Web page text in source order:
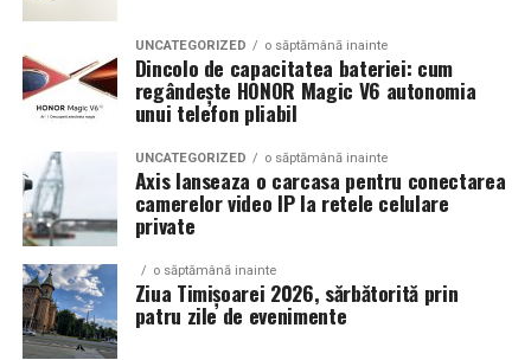
masini de show. In multe cazuri, acestea completeaza
jantele si intaresc conceptul ales de proprietar, fie ca
vorbim despre un stil elegant, sportiv sau minimalist.
Echilibrul dintre estetica si utilizare reala
Un aspect specific evenimentelor auto din Cluj este
prezenta multor masini care nu sunt doar proiecte de
show, ci si vehicule utilizate zilnic. Proprietarii acestora
cauta solutii care sa le permita sa participe la
evenimente fara a sacrifica complet confortul sau
siguranta pe drumurile publice.
UNCATEGORIZED o săptămână inainte
Dincolo de capacitatea bateriei: cum
regândește HONOR Magic V6 autonomia
unui telefon pliabil
UNCATEGORIZED o săptămână inainte
Axis lanseaza o carcasa pentru conectarea
camerelor video IP la retele celulare
private
o săptămână inainte
Ziua Timișoarei 2026, sărbătorită prin
patru zile de evenimente